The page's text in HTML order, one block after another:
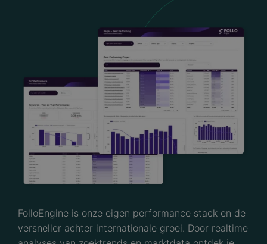
FolloEngine is onze eigen performance stack en de
versneller achter internationale groei. Door realtime